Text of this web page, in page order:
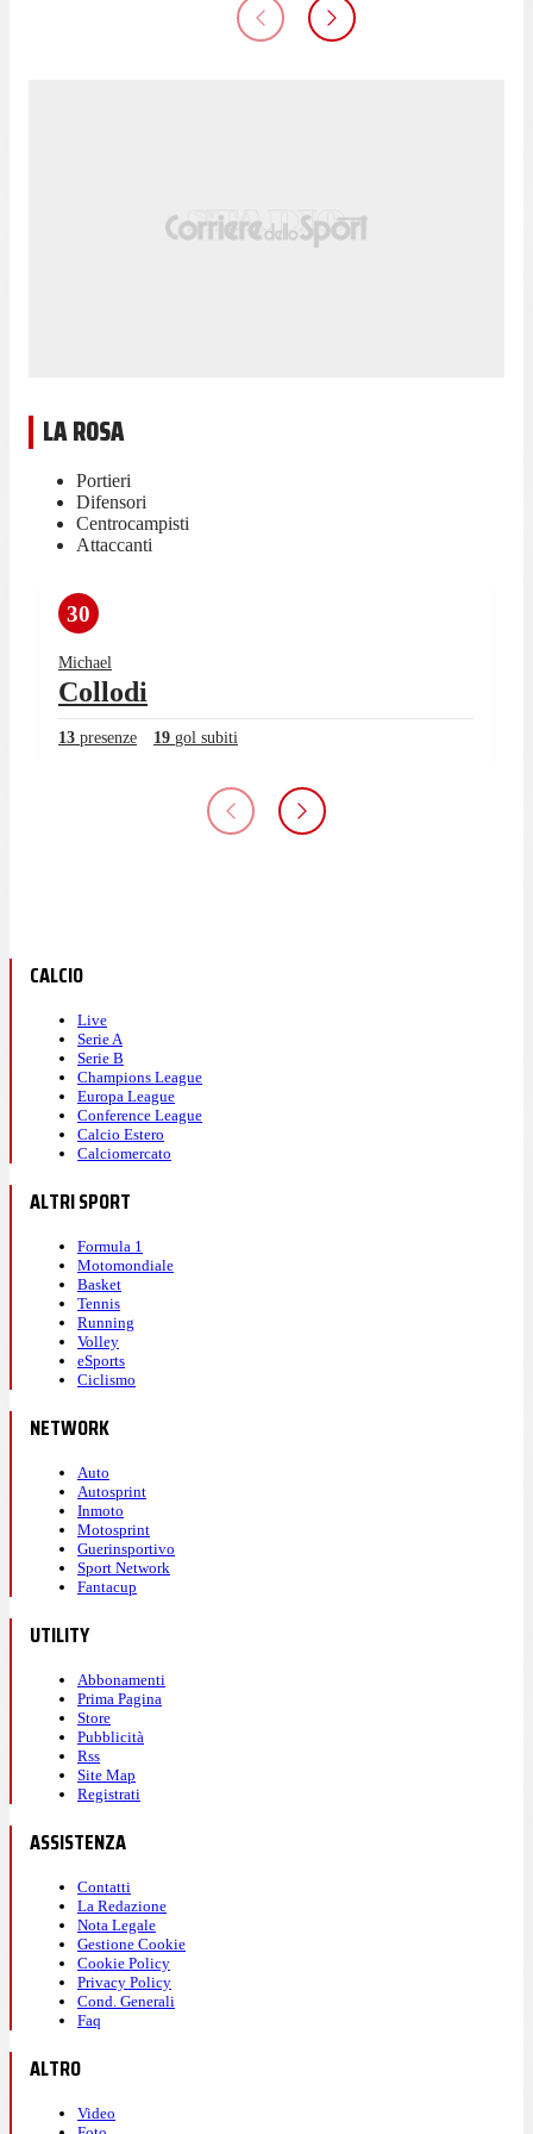
LA ROSA
Portieri
Difensori
Centrocampisti
Attaccanti
30
Michael
Collodi
13 presenze 19 gol subiti
CALCIO
Live
Serie A
Serie B
Champions League
Europa League
Conference League
Calcio Estero
Calciomercato
ALTRI SPORT
Formula 1
Motomondiale
Basket
Tennis
Running
Volley
eSports
Ciclismo
NETWORK
Auto
Autosprint
Inmoto
Motosprint
Guerinsportivo
Sport Network
Fantacup
UTILITY
Abbonamenti
Prima Pagina
Store
Pubblicità
Rss
Site Map
Registrati
ASSISTENZA
Contatti
La Redazione
Nota Legale
Gestione Cookie
Cookie Policy
Privacy Policy
Cond. Generali
Faq
ALTRO
Video